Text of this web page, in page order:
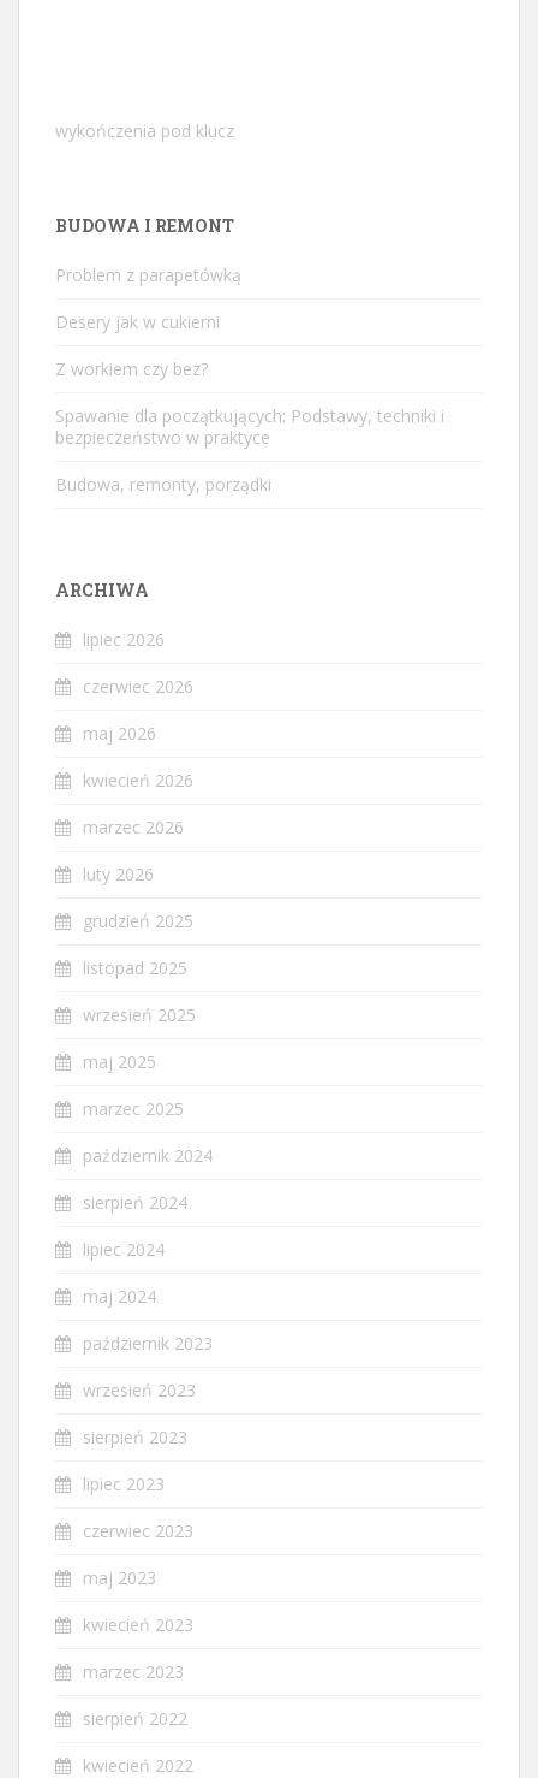
wykończenia pod klucz
BUDOWA I REMONT
Problem z parapetówką
Desery jak w cukierni
Z workiem czy bez?
Spawanie dla początkujących: Podstawy, techniki i
bezpieczeństwo w praktyce
Budowa, remonty, porządki
ARCHIWA
lipiec 2026
czerwiec 2026
maj 2026
kwiecień 2026
marzec 2026
luty 2026
grudzień 2025
listopad 2025
wrzesień 2025
maj 2025
marzec 2025
październik 2024
sierpień 2024
lipiec 2024
maj 2024
październik 2023
wrzesień 2023
sierpień 2023
lipiec 2023
czerwiec 2023
maj 2023
kwiecień 2023
marzec 2023
sierpień 2022
kwiecień 2022